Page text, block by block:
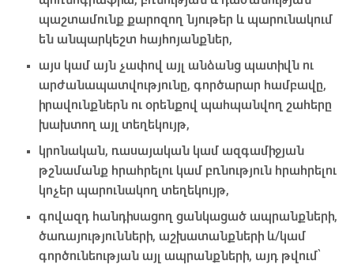
պաշտամունք քարոզող նյութեր և պարունակում
են անպարկեշտ հայհոյանքներ,
այս կամ այն չափով այլ անձանց պատիվն ու
արժանապատվությունը, գործարար համբավը,
իրավունքներն ու օրենքով պահպանվող շահերը
խախտող այլ տեղեկույթ,
կրոնական, ռասայական կամ ազգամիջյան
թշնամանք հրահրելու կամ բռնություն հրահրելու
կոչեր պարունակող տեղեկույթ,
գովազդ հանդիսացող ցանկացած ապրանքների,
ծառայությունների, աշխատանքների և/կամ
գործունեության այլ ապրանքների, այդ թվում՝